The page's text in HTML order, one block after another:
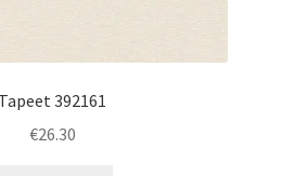
Tapeet 392161
€26.30